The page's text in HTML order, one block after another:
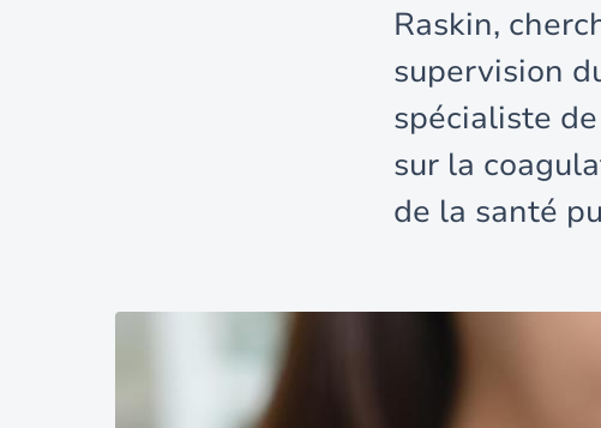
Raskin,
supervision
spécialiste
sur la
de la santé